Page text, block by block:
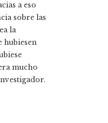
a eso
sobre las
la
hubiesen
mucho